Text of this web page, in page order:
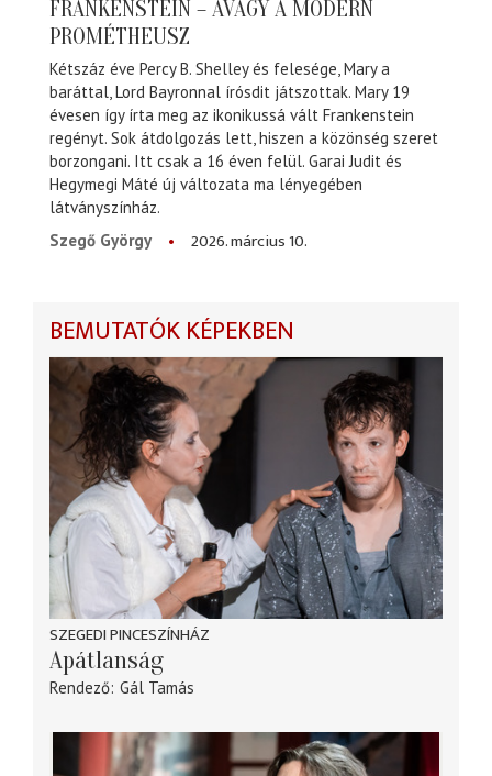
FRANKENSTEIN – AVAGY A MODERN
PROMÉTHEUSZ
Kétszáz éve Percy B. Shelley és felesége, Mary a
baráttal, Lord Bayronnal írósdit játszottak. Mary 19
évesen így írta meg az ikonikussá vált Frankenstein
regényt. Sok átdolgozás lett, hiszen a közönség szeret
borzongani. Itt csak a 16 éven felül. Garai Judit és
Hegymegi Máté új változata ma lényegében
látványszínház.
Szegő György
2026. március 10.
BEMUTATÓK KÉPEKBEN
SZEGEDI PINCESZÍNHÁZ
Apátlanság
Rendező Gál Tamás